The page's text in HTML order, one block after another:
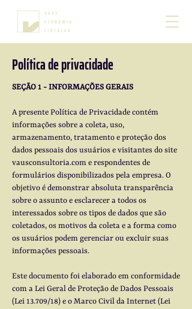
Política de privacidade
SEÇÃO 1 - INFORMAÇÕES GERAIS
A presente Política de Privacidade contém
informações sobre a coleta, uso,
armazenamento, tratamento e proteção dos
dados pessoais dos usuários e visitantes do site
vausconsultoria.com e respondentes de
formulários disponibilizados pela empresa. O
objetivo é demonstrar absoluta transparência
sobre o assunto e esclarecer a todos os
interessados sobre os tipos de dados que são
coletados, os motivos da coleta e a forma como
os usuários podem gerenciar ou excluir suas
informações pessoais.
Este documento foi elaborado em conformidade
com a Lei Geral de Proteção de Dados Pessoais
(Lei 13.709/18) e o Marco Civil da Internet (Lei